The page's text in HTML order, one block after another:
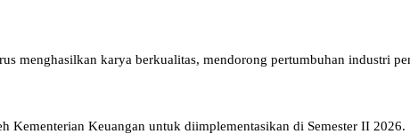
menghasilkan karya berkualitas, mendorong pertumbuhan industri
Kementerian Keuangan untuk diimplementasikan di Semester II 2026.